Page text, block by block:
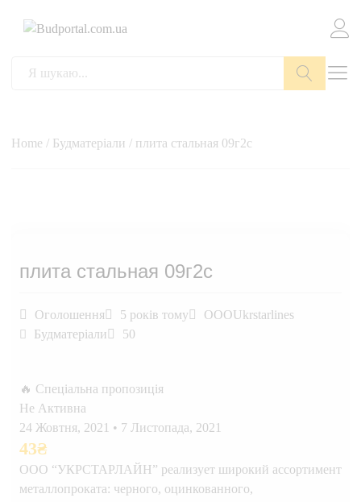
Home / Будматеріали / плита стальная 09г2с
плита стальная 09г2с
Оголошення 5 років тому
OOOUkrstarlines
Будматеріали
50
🔥 Спеціальна пропозиція
Не Активна
24 Жовтня, 2021 • 7 Листопада, 2021
43₴
ООО “УКРСТАРЛАЙН” реализует широкий ассортимент
металлопроката: черного, оцинкованного,